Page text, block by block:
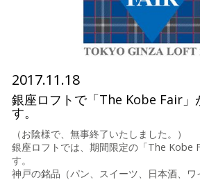
2017.11.18
銀座ロフトで「The Kobe Fair」
す。
（お陰様で、無事終了いたしました。）
銀座ロフトでは、期間限定の「The Kobe
す。
神戸の銘品（パン、スイーツ、日本酒、ワ